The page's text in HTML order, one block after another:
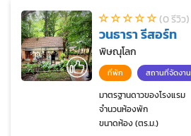
(0 รีวิว)
วนธารา รีสอร์ท
พิษณุโลก
ที่พัก สถานที่จัดงาน
มาตรฐานดาวของโรงแรม
จำนวนห้องพัก
ขนาดห้อง (ตร.ม.)